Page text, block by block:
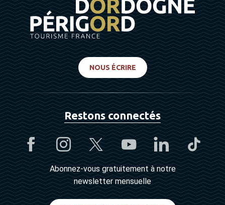
NOUS ÉCRIRE
Restons connectés
Abonnez-vous gratuitement à notre
newsletter mensuelle